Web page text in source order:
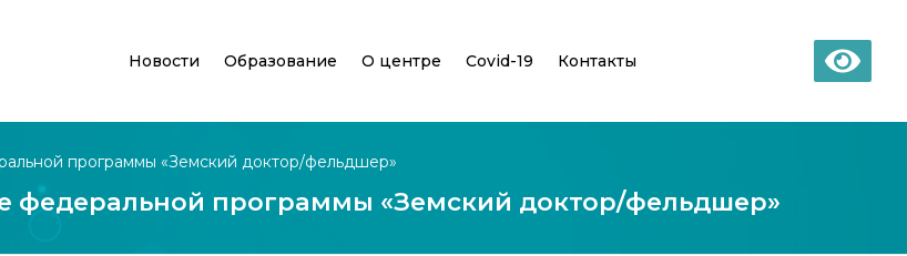
Новости Образование О центре Covid-19 Контакты
программы «Земский доктор/фельдшер»
федеральной программы «Земский доктор/фельдшер»